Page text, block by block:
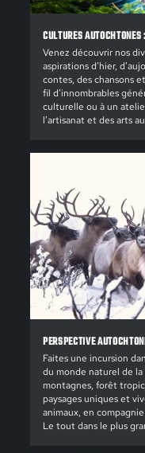
CULTURES
Venez découvrir nos
aspirations d’hier,
contes, des chansons
fil d’innombrables
culturelle ou à un
l’artisanat et des arts
PERSPECTIVE
Faites une incursion
du monde naturel de
montagnes, forêt
paysages uniques et
animaux, en
Le tout dans le plus